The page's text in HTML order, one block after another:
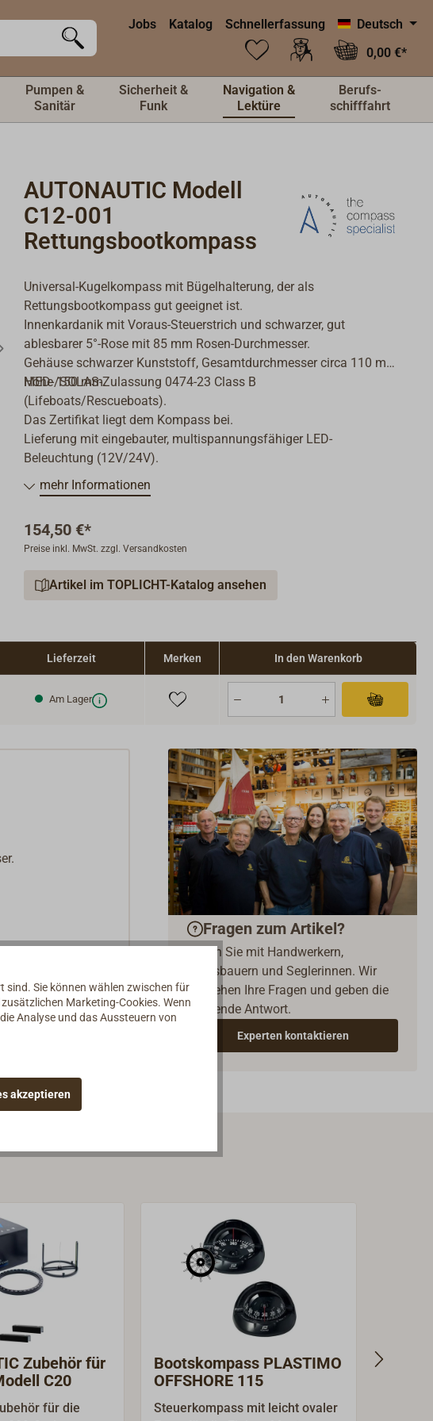
Jobs Katalog Schnellerfassung
Deutsch
0,00 €*
Pumpen &
Sanitär
Sicherheit &
Funk
Navigation &
Lektüre
Berufs-
schifffahrt
AUTONAUTIC Modell
C12-001
Rettungsbootkompass
Universal-Kugelkompass mit Bügelhalterung, der als
Rettungsbootkompass gut geeignet ist.
Innenkardanik mit Voraus-Steuerstrich und schwarzer, gut
ablesbarer 5°-Rose mit 85 mm Rosen-Durchmesser.
Gehäuse schwarzer Kunststoff, Gesamtdurchmesser circa 110 mm,
Höhe 150 mm.
MED-/SOLAS-Zulassung 0474-23 Class B
(Lifeboats/Rescueboats).
Das Zertifikat liegt dem Kompass bei.
Lieferung mit eingebauter, multispannungsfähiger LED-
Beleuchtung (12V/24V).
mehr Informationen
154,50 €*
Preise inkl. MwSt. zzgl. Versandkosten
Artikel im TOPLICHT-Katalog ansehen
Lieferzeit Merken In den Warenkorb
Am Lager
Fragen zum Artikel?
Reden Sie mit Handwerkern,
Bootsbauern und Seglerinnen. Wir
verstehen Ihre Fragen und geben die
passende Antwort.
Experten kontaktieren
Zubehör für
C20
für die
Bootskompass PLASTIMO
OFFSHORE 115
Steuerkompass mit leicht ovaler
sind. Sie können wählen zwischen für
Marketing-Cookies. Wenn
Analyse und das Aussteuern von
akzeptieren